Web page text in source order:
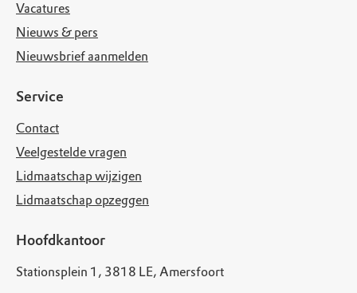
Vacatures
Nieuws & pers
Nieuwsbrief aanmelden
Service
Contact
Veelgestelde vragen
Lidmaatschap wijzigen
Lidmaatschap opzeggen
Hoofdkantoor
Stationsplein 1, 3818 LE, Amersfoort